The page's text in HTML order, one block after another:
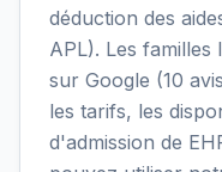
déduction des
APL). Les
sur Google (10
les tarifs, les
d'admission de